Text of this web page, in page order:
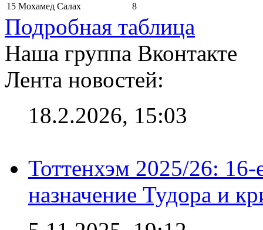
15 Мохамед Салах 8
Подробная таблица
Наша группа Вконтакте
Лента новостей:
18.2.2026, 15:03
Тоттенхэм 2025/26:
назначение Тудора и